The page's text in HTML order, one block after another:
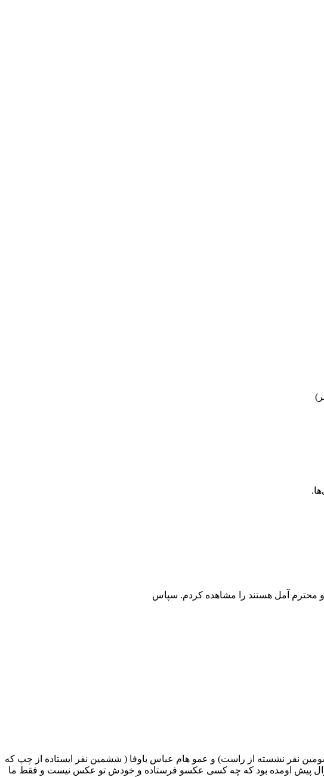
محترم آمل هستند را مشاهده کردم. سپاس
نفر نشسته از راست) و عمو هام عباس باوفا ( ششمین نفر ایستاده از چپ که
پیش اومده بود که چه کسی عکسو فرستاده و خودش تو عکس نیست و فقط ما